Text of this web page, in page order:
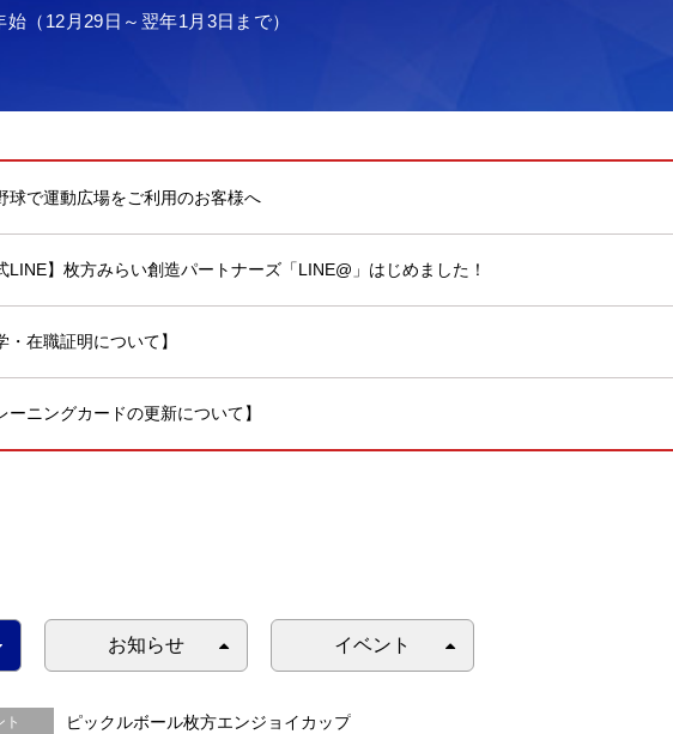
（12月29日～翌年1月3日まで）
球で運動広場をご利用のお客様へ
LINE】枚方みらい創造パートナーズ「LINE@」はじめました！
・在職証明について】
ーニングカードの更新について】
お知らせ イベント
ト ピックルボール枚方エンジョイカップ